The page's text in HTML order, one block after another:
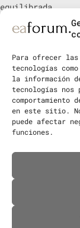
Para ofrecer
tecnologías
la información
tecnologías nos
comportamiento
en este sitio.
puede afectar
funciones.
equilibrada.